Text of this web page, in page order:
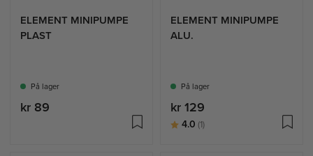
ELEMENT MINIPUMPE
PLAST
På lager
kr 89
ELEMENT MINIPUMPE
ALU.
På lager
kr 129
Karakter:
4.0 (1)av 5 mulige